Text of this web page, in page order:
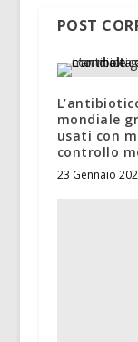
POST
mondiale
usati con
controllo
23 Gennaio